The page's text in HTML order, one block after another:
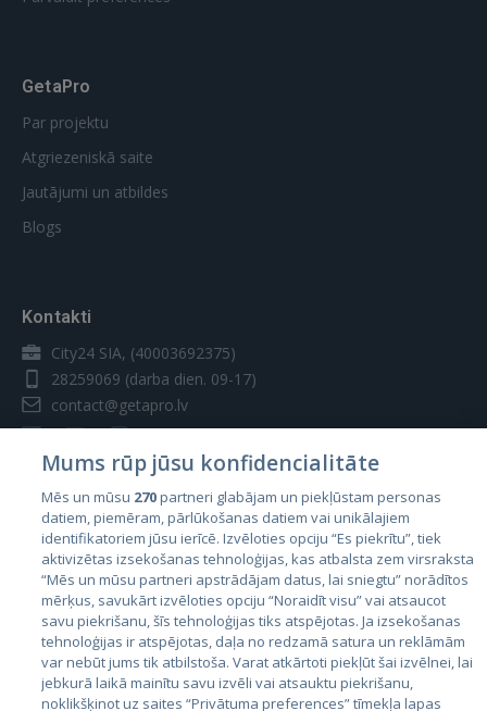
GetaPro
Par projektu
Atgriezeniskā saite
Jautājumi un atbildes
Blogs
Kontakti
City24 SIA, (40003692375)
28259069 (darba dien. 09-17)
contact@getapro.lv
Valstis
Igaunija
Latvija
Lietuva
Mums rūp jūsu konfidencialitāte
Mēs un mūsu 270partneri glabājam un piekļūstam personas
datiem, piemēram, pārlūkošanas datiem vai unikālajiem
identifikatoriem jūsu ierīcē. Izvēloties opciju “Es piekrītu”, tiek
aktivizētas izsekošanas tehnoloģijas, kas atbalsta zem virsraksta
“Mēs un mūsu partneri apstrādājam datus, lai sniegtu” norādītos
mērķus, savukārt izvēloties opciju “Noraidīt visu” vai atsaucot
savu piekrišanu, šīs tehnoloģijas tiks atspējotas. Ja izsekošanas
tehnoloģijas ir atspējotas, daļa no redzamā satura un reklāmām
var nebūt jums tik atbilstoša. Varat atkārtoti piekļūt šai izvēlnei, lai
jebkurā laikā mainītu savu izvēli vai atsauktu piekrišanu,
noklikšķinot uz saites “Privātuma preferences” tīmekļa lapas